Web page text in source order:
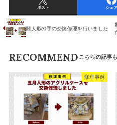
ポスト シェア
雛人形の手の交換修理を行いました
RECOMMEND
修理事例